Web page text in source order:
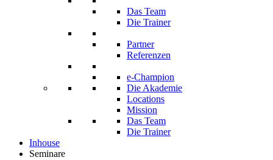
Das Team
Die Trainer
Partner
Referenzen
e-Champion
Die Akademie
Locations
Mission
Das Team
Die Trainer
Inhouse
Seminare